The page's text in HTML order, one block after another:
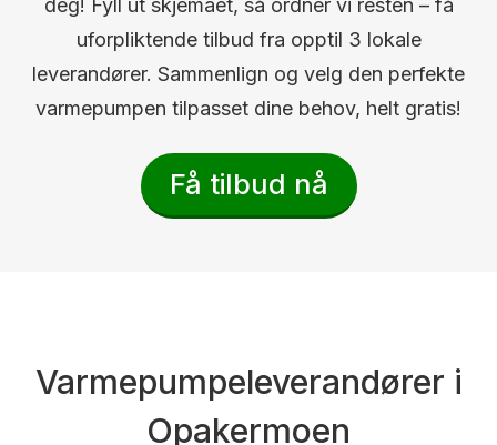
deg! Fyll ut skjemaet, så ordner vi resten – få
uforpliktende tilbud fra opptil 3 lokale
leverandører. Sammenlign og velg den perfekte
varmepumpen tilpasset dine behov, helt gratis!
Få tilbud nå
Varmepumpeleverandører i
Opakermoen